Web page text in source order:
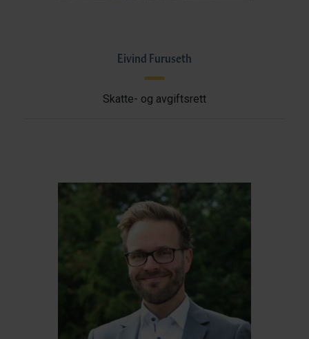
Eivind Furuseth
Skatte- og avgiftsrett